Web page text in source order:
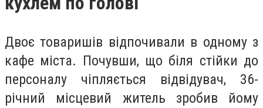
Двоє товаришів відпочивали в одному з
кафе міста. Почувши, що біля стійки до
персоналу чіпляється відвідувач, 36-
річний місцевий житель зробив йому